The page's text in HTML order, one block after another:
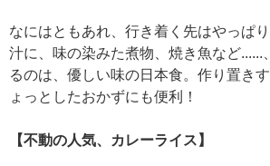
なにはともあれ、行き着く先はやっぱ
汁に、味の染みた煮物、焼き魚など......
るのは、優しい味の日本食。作り置き
ょっとしたおかずにも便利！
【不動の人気、カレーライス】